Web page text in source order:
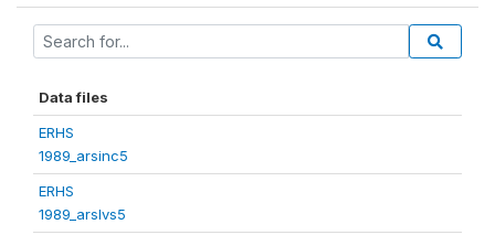
Data files
ERHS
1989_arsinc5
ERHS
1989_arslvs5